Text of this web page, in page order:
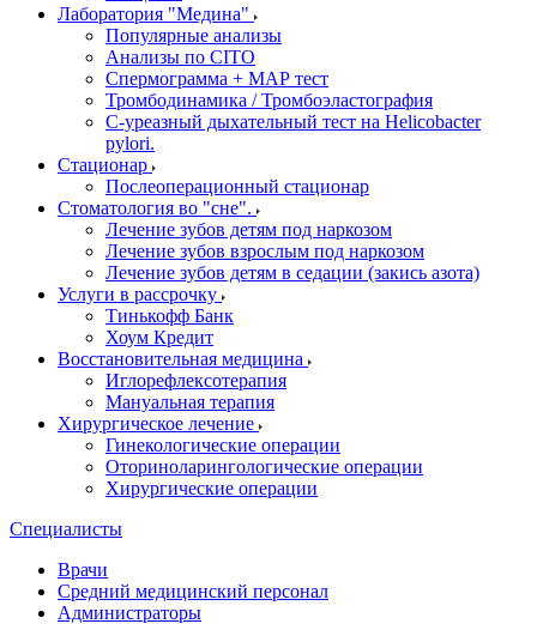
Лаборатория "Медина"
Популярные анализы
Анализы по CITO
Спермограмма + МАР тест
Тромбодинамика / Тромбоэластография
С-уреазный дыхательный тест на Helicobacter
pylori.
Стационар
Послеоперационный стационар
Стоматология во "сне".
Лечение зубов детям под наркозом
Лечение зубов взрослым под наркозом
Лечение зубов детям в седации (закись азота)
Услуги в рассрочку
Тинькофф Банк
Хоум Кредит
Восстановительная медицина
Иглорефлексотерапия
Мануальная терапия
Хирургическое лечение
Гинекологические операции
Оториноларингологические операции
Хирургические операции
Специалисты
Врачи
Средний медицинский персонал
Администраторы